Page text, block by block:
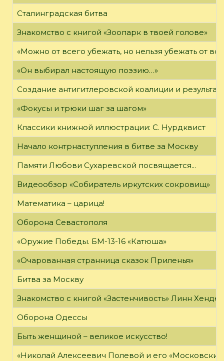
Сталинградская битва
Знакомство с книгой «Зоопарк в твоей голове»
«Можно от всего убежать, но нельзя убежать от
«Он выбирал настоящую поэзию…»
Создание антигитлеровской коалиции и
«Фокусы и трюки шаг за шагом»
Классики книжной иллюстрации: С. Нурдквист
Начало контрнаступления в битве за Москву
Памяти Любови Сухаревской посвящается...
Видеообзор «Собиратель иркутских сокровищ»
Математика – царица!
Оборона Севастополя
«Оружие Победы. БМ-13-16 «Катюша»
«Очарованная странница сказок Приленья»
Битва за Москву
Знакомство с книгой «Застенчивость» Линн
Оборона Одессы
Быть женщиной – великое искусство!
«Николай Алексеевич Полевой и его «Московский